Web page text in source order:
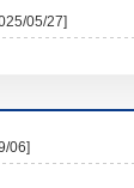
05/27]
06]